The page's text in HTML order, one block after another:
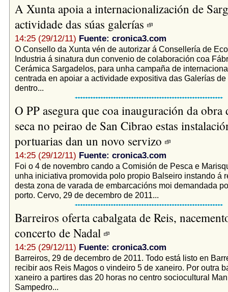
A Xunta apoia a internacionalización de
actividade das súas galerías
14:25 (29/12/11) Fuente: cronica3.com
O Consello da Xunta vén de autorizar á Consellería de
Industria á sinatura dun convenio de colaboración coa
Cerámica Sargadelos, para unha campaña de
centrada en apoiar a actividade expositiva das Galerías
dentro...
O PP asegura que coa inauguración da obra
seca no peirao de San Cibrao estas
portuarias dan un novo servizo
14:25 (29/12/11) Fuente: cronica3.com
Foi o 4 de novembro cando a Comisión de Pesca e
unha iniciativa promovida polo propio Balseiro instando á
desta zona de varada de embarcacións moi demandada
porto. Cervo, 29 de decembro de 2011...
Barreiros oferta cabalgata de Reis,
concerto de Nadal
14:25 (29/12/11) Fuente: cronica3.com
Barreiros, 29 de decembro de 2011. Todo está listo en
recibir aos Reis Magos o vindeiro 5 de xaneiro. Por outra
xaneiro a partires das 20 horas no centro sociocultural
Sampedro...